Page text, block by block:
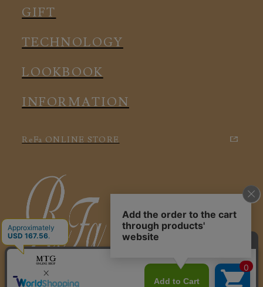
アクセサリー
ルームウェア
アクセサリー
GIFT
TECHNOLOGY
LOOKBOOK
INFORMATION
ReFa ONLINE STORE
特定商取引に関する法律に基づく表記 利用規約 会社概要